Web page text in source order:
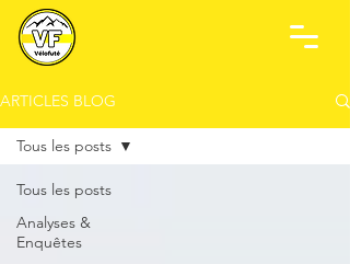
ARTICLES BLOG
Tous les posts
Analyses &
Enquêtes
Tous les posts